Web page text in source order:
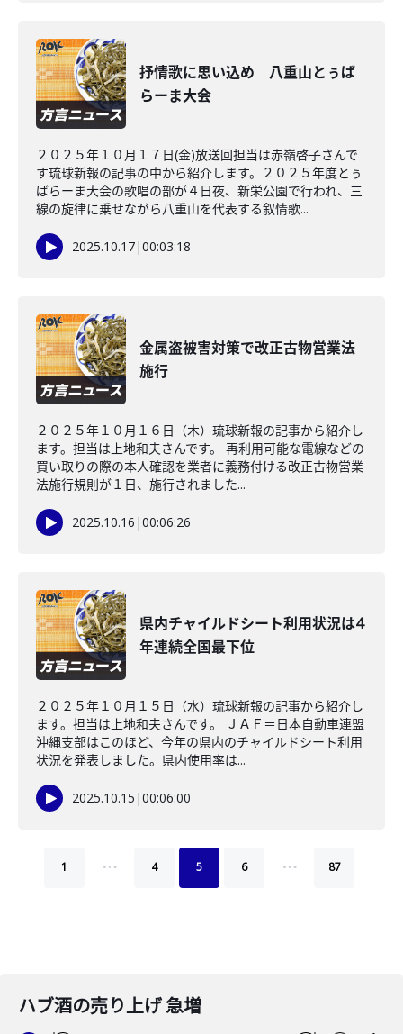
抒情歌に思い込め 八重山とぅば
らーま大会
２０２５年１０月１７日(金)放送回担当は赤嶺啓子さんで
す琉球新報の記事の中から紹介します。２０２５年度とぅ
ばらーま大会の歌唱の部が４日夜、新栄公園で行われ、三
線の旋律に乗せながら八重山を代表する叙情歌...
2025.10.17|00:03:18
金属盗被害対策で改正古物営業法
施行
２０２５年１０月１６日（木）琉球新報の記事から紹介し
ます。担当は上地和夫さんです。 再利用可能な電線などの
買い取りの際の本人確認を業者に義務付ける改正古物営業
法施行規則が１日、施行されました...
2025.10.16 |00:06:26
県内チャイルドシート利用状況は4
年連続全国最下位
２０２５年１０月１５日（水）琉球新報の記事から紹介し
ます。担当は上地和夫さんです。 ＪＡＦ＝日本自動車連盟
沖縄支部はこのほど、今年の県内のチャイルドシート利用
状況を発表しました。県内使用率は...
2025.10.15 |00:06:00
1 … 4 5 6 … 87
ハブ酒の売り上げ 急増